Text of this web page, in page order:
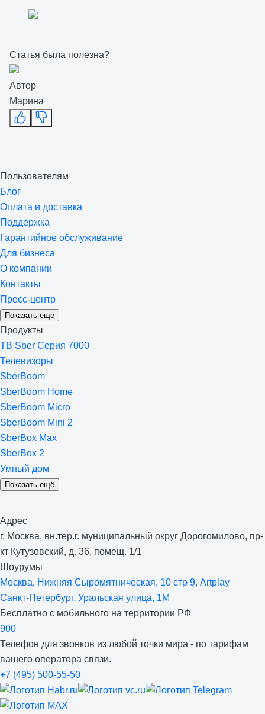
Статья была полезна?
Автор
Марина
Пользователям
Блог
Оплата и доставка
Поддержка
Гарантийное обслуживание
Для бизнеса
О компании
Контакты
Пресс-центр
Показать ещё
Продукты
ТВ Sber Серия 7000
Телевизоры
SberBoom
SberBoom Home
SberBoom Micro
SberBoom Mini 2
SberBox Max
SberBox 2
Умный дом
Показать ещё
Адрес
г. Москва, вн.тер.г. муниципальный округ Дорогомилово, пр-
кт Кутузовский, д. 36, помещ. 1/1
Шоурумы
Москва, Нижняя Сыро­мятническая, 10 стр 9, Artplay
Санкт-Петербург, Уральская улица, 1М
Бесплатно с мобильного на территории РФ
900
Телефон для звонков из любой точки мира - по тарифам
вашего оператора связи.
+7 (495) 500-55-50